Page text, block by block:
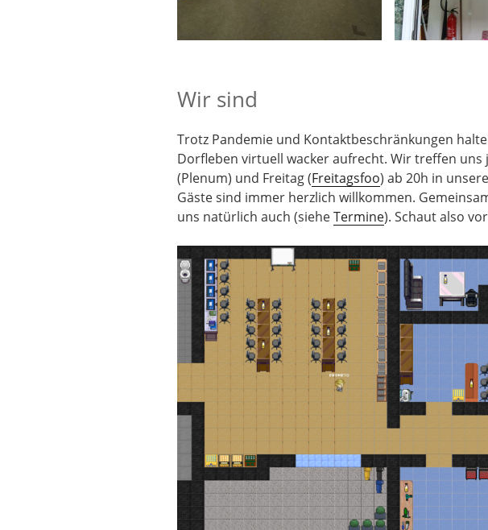
Wir sind
Trotz Pandemie und Kontaktbeschränkungen
Dorfleben virtuell wacker aufrecht. Wir treffen uns
(Plenum) und Freitag (Freitagsfoo) ab 20h in unsere
Gäste sind immer herzlich willkommen.
uns natürlich auch (sieheTermine). Schaut also